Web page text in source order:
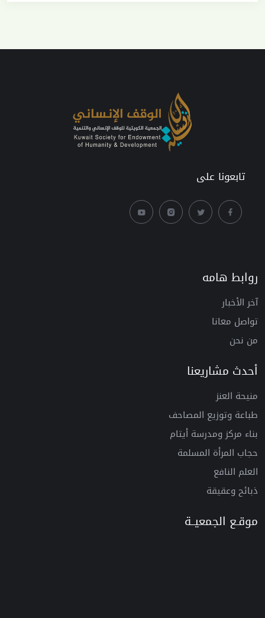
تابعونا على
روابط هامه
آخر الأخبار
تواصل معانا
من نحن
أحدث مشاريعنا
منيحة العنز
طباعة وتوزيع المصاحف
بناء مركز ومدرسة أيتام
حجاب المرأة المسلمة
العلم النافع
ذبائح وعقيقة
موقـع الجمعيــة